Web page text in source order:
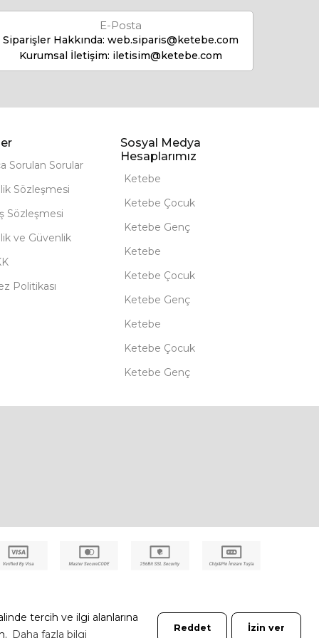
tercih ve ilgi alanlarına
Daha fazla bilgi
Reddet İzin ver
E-Posta
Siparişler Hakkında: web.siparis@ketebe.com
Kurumsal İletişim: iletisim@ketebe.com
Sorulan Sorular
Sözleşmesi
Sözleşmesi
ve Güvenlik
Politikası
Sosyal Medya
Hesaplarımız
Ketebe
Ketebe Çocuk
Ketebe Genç
Ketebe
Ketebe Çocuk
Ketebe Genç
Ketebe
Ketebe Çocuk
Ketebe Genç